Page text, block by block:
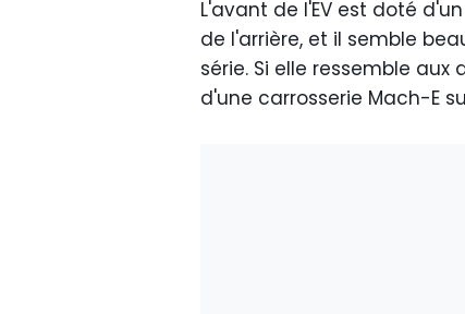
L'avant de l'EV est doté
de l'arrière, et il semble
série. Si elle ressemble aux
d'une carrosserie Mach-E